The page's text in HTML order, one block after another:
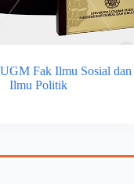
Fak Ilmu Sosial dan
Ilmu Politik